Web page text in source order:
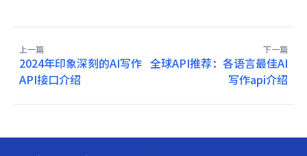
上一篇
2024年印象深刻的AI写作
API接口介绍
下一篇
全球API推荐：各语言最佳AI
写作api介绍